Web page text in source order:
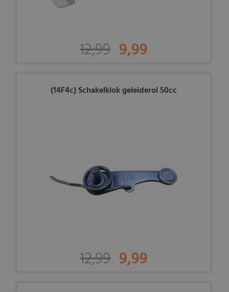
12,99 9,99
(14F4c) Schakelklok geleiderol 50cc
12,99 9,99